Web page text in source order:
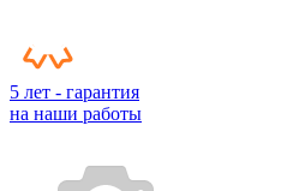
5 лет - гарантия
на наши работы